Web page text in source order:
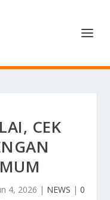
CEK
4, 2026 | NEWS | 0